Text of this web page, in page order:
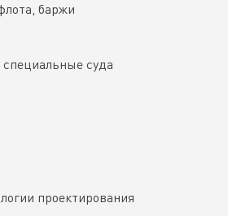
баржи
суда
проектирования